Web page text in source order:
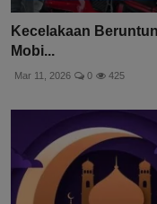
Kecelakaan
Mobi...
Mar 11, 2026 0 425